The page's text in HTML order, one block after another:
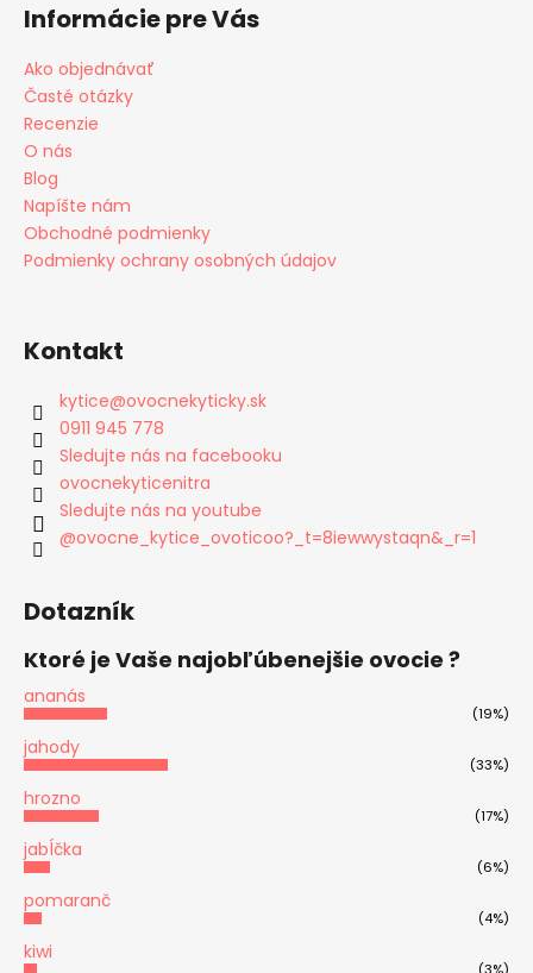
Informácie pre Vás
Ako objednávať
Časté otázky
Recenzie
O nás
Blog
Napíšte nám
Obchodné podmienky
Podmienky ochrany osobných údajov
Kontakt
kytice@ovocnekyticky.sk
0911 945 778
Sledujte nás na facebooku
ovocnekyticenitra
Sledujte nás na youtube
@ovocne_kytice_ovoticoo?_t=8iewwystaqn&_r=1
Dotazník
Ktoré je Vaše najobľúbenejšie ovocie ?
ananás
(19%)
jahody
(33%)
hrozno
(17%)
jabĺčka
(6%)
pomaranč
(4%)
kiwi
(3%)